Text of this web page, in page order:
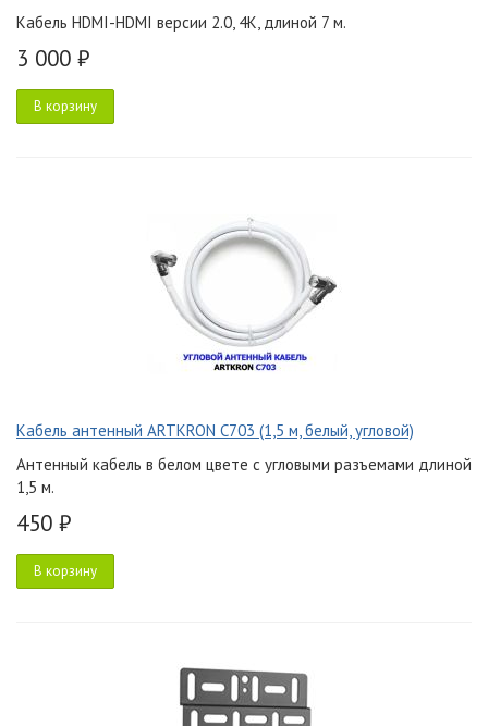
Кабель HDMI-HDMI версии 2.0, 4K, длиной 7 м.
3 000 ₽
В корзину
Кабель антенный ARTKRON C703 (1,5 м, белый, угловой)
Антенный кабель в белом цвете с угловыми разъемами длиной
1,5 м.
450 ₽
В корзину